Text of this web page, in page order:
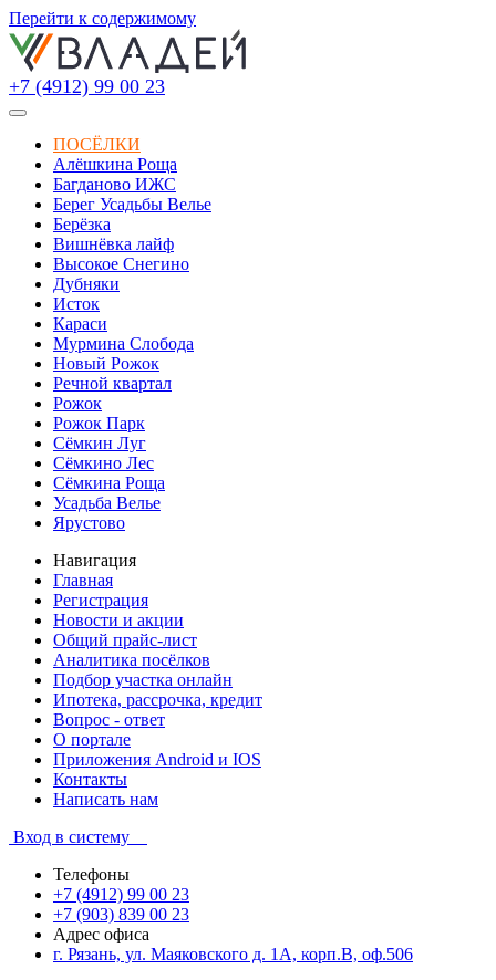
Перейти к содержимому
+7 (4912) 99 00 23
ПОСЁЛКИ
Алёшкина Роща
Багданово ИЖС
Берег Усадьбы Велье
Берёзка
Вишнёвка лайф
Высокое Снегино
Дубняки
Исток
Караси
Мурмина Слобода
Новый Рожок
Речной квартал
Рожок
Рожок Парк
Сёмкин Луг
Сёмкино Лес
Сёмкина Роща
Усадьба Велье
Ярустово
Навигация
Главная
Регистрация
Новости и акции
Общий прайс-лист
Аналитика посёлков
Подбор участка онлайн
Ипотека, рассрочка, кредит
Вопрос - ответ
О портале
Приложения Android и IOS
Контакты
Написать нам
Вход в систему
Телефоны
+7 (4912) 99 00 23
+7 (903) 839 00 23
Адрес офиса
г. Рязань, ул. Маяковского д. 1А, корп.В, оф.506